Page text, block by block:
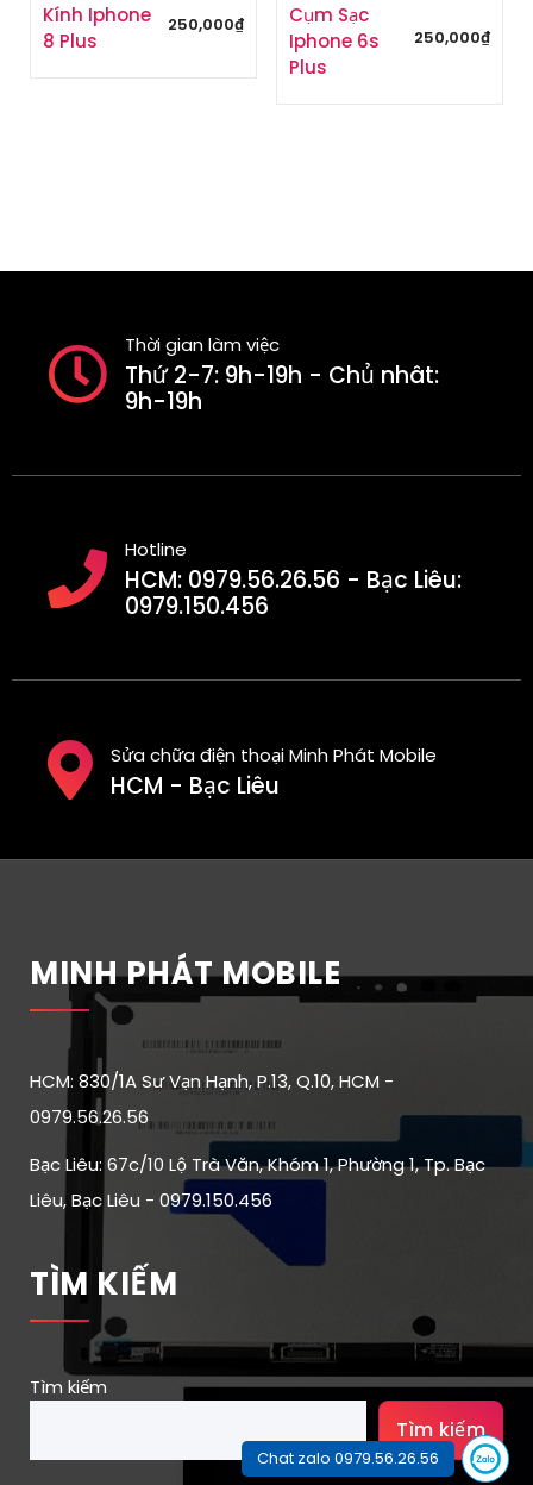
Kính Iphone
8 Plus
250,000₫
Cụm Sạc
Iphone 6s
Plus
250,000₫
Thời gian làm việc
Thứ 2-7: 9h-19h - Chủ nhât:
9h-19h
Hotline
HCM: 0979.56.26.56 - Bạc Liêu:
0979.150.456
Sửa chữa điện thoại Minh Phát Mobile
HCM - Bạc Liêu
MINH PHÁT MOBILE
HCM: 830/1A Sư Vạn Hạnh, P.13, Q.10, HCM -
0979.56.26.56
Bạc Liêu: 67c/10 Lộ Trà Văn, Khóm 1, Phường 1, Tp. Bạc
Liêu, Bạc Liêu - 0979.150.456
TÌM KIẾM
Tìm kiếm
Tìm kiếm
Chat zalo 0979.56.26.56